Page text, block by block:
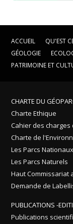
ACCUEIL QU'EST
GÉOLOGIE
PATRIMOINE ET
CHARTE DU
Charte Ethique
Cahier des charges
Charte de
Les Parcs Nationaux
Les Parcs Naturels
Haut Commissariat
Demande de
PUBLICATIONS -
Publications